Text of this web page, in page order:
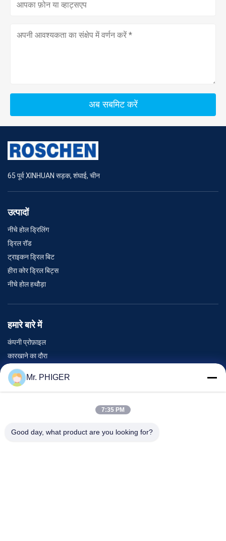
अब सबमिट करें
65 पूर्व XINHUAN सड़क, शंघाई, चीन
उत्पादों
नीचे होल ड्रिलिंग
ड्रिल रॉड
ट्राइकन ड्रिल बिट
हीरा कोर ड्रिल बिट्स
नीचे होल हथौड़ा
हमारे बारे में
कंपनी प्रोफ़ाइल
कारखाने का दौरा
गुणवत्ता नियंत्रण
साइटमैप
घटनाएँ
Mr. PHIGER
7:35 PM
Good day, what product are you looking for?